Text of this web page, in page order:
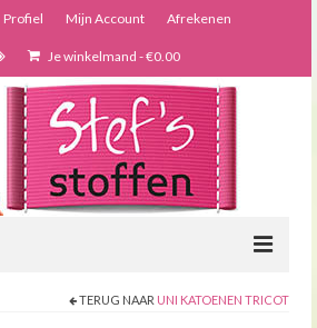
Profiel Mijn Account Afrekenen
Je winkelmand -€0.00
TERUG NAAR UNI KATOENEN TRICOT